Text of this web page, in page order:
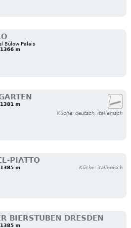
Bülow Palais
1366 m
1381 m
Küche: deutsch, italienisch
PIATTO
1385 m Küche: italienisch
BIERSTUBEN DRESDEN
1385 m